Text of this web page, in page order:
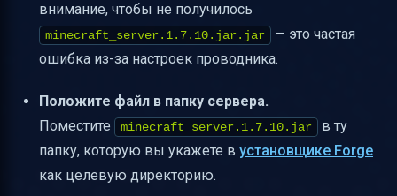
внимание, чтобы не получилось
minecraft_server.1.7.10.jar.jar
— это частая
ошибка из-за настроек проводника.
Положите файл в папку сервера.
Поместите
minecraft_server.1.7.10.jar
в ту
папку, которую вы укажете в установщике Forge
как целевую директорию.